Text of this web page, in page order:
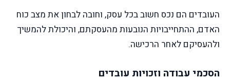
העובדים הם נכס חשוב בכל עסק, וחובה לבחון את מצב כוח
האדם, ההתחייבויות הנובעות מהעסקתם, והיכולת להמשיך
ולהעסיקם לאחר הרכישה.
הסכמי עבודה וזכויות עובדים